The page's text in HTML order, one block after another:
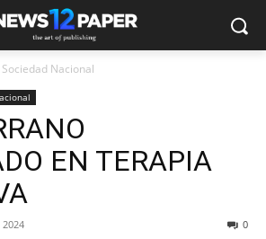
Sociedad Nacional
EN TERAPIA
0